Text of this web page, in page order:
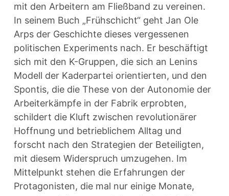
mit den Arbeitern am Fließband zu vereinen.
In seinem Buch „Frühschicht“ geht Jan Ole
Arps der Geschichte dieses vergessenen
politischen Experiments nach. Er beschäftigt
sich mit den K-Gruppen, die sich an Lenins
Modell der Kaderpartei orientierten, und den
Spontis, die die These von der Autonomie der
Arbeiterkämpfe in der Fabrik erprobten,
schildert die Kluft zwischen revolutionärer
Hoffnung und betrieblichem Alltag und
forscht nach den Strategien der Beteiligten,
mit diesem Widerspruch umzugehen. Im
Mittelpunkt stehen die Erfahrungen der
Protagonisten, die mal nur einige Monate,